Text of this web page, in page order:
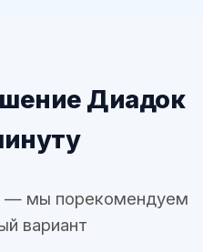
Диадок
— мы порекомендуем
вариант